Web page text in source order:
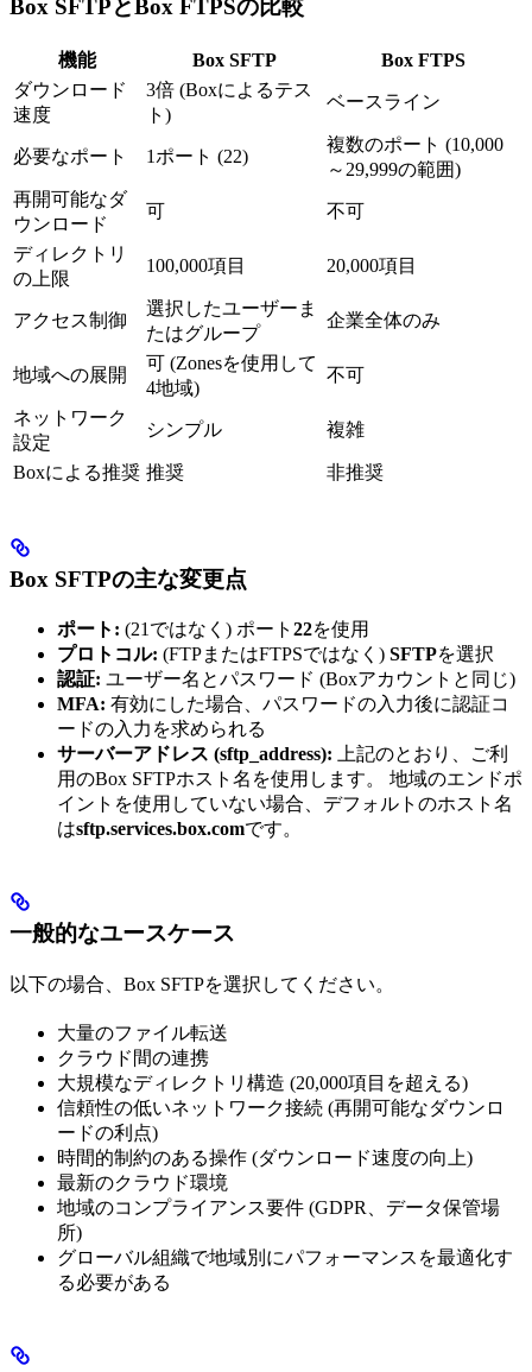
Box SFTPとBox FTPSの比較
機能 Box SFTP
Box FTPS
ダウンロード
速度
3倍 (Boxによるテス
ト)
ベースライン
必要なポート 1ポート (22)
複数のポート (10,000
～29,999の範囲)
再開可能なダ
ウンロード
可 不可
ディレクトリ
の上限
100,000項目 20,000項目
アクセス制御
選択したユーザーま
たはグループ
企業全体のみ
地域への展開
可 (Zonesを使用して
4地域)
不可
ネットワーク
設定
シンプル 複雑
Boxによる推奨 推奨 非推奨
Box SFTPの主な変更点
ポート: (21ではなく) ポート 22を使用
プロトコル: (FTPまたはFTPSではなく) SFTPを選択
認証: ユーザー名とパスワード (Boxアカウントと同じ)
MFA: 有効にした場合、パスワードの入力後に認証コ
ードの入力を求められる
サーバーアドレス (sftp_address): 上記のとおり、ご利
用のBox SFTPホスト名を使用します。 地域のエンドポ
イントを使用していない場合、デフォルトのホスト名
はsftp.services.box.comです。
一般的なユースケース
以下の場合、Box SFTPを選択してください。
大量のファイル転送
クラウド間の連携
大規模なディレクトリ構造 (20,000項目を超える)
信頼性の低いネットワーク接続 (再開可能なダウンロ
ードの利点)
時間的制約のある操作 (ダウンロード速度の向上)
最新のクラウド環境
地域のコンプライアンス要件 (GDPR、データ保管場
所)
グローバル組織で地域別にパフォーマンスを最適化す
る必要がある